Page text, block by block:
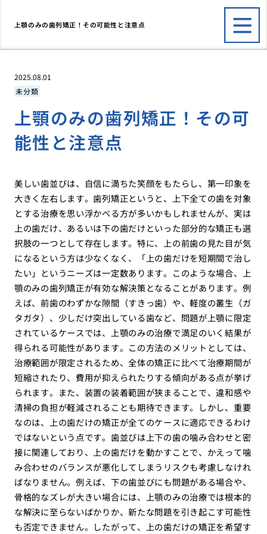
上顎のみの歯列矯正！その可能性と注意点
2025.08.01
未分類
上顎のみの歯列矯正！その可
能性と注意点
美しい歯並びは、自信に満ちた笑顔をもたらし、第一印象を
大きく左右します。歯列矯正というと、上下全ての歯を対象
とする治療を思い浮かべる方が多いかもしれませんが、実は
上の歯だけ、あるいは下の歯だけといった部分的な矯正も選
択肢の一つとして存在します。特に、上の前歯の見た目が気
になるという方は少なくなく、「上の歯だけを短期間で治し
たい」というニーズは一定数あります。このような場合、上
顎のみの歯列矯正が有効な解決策となることがあります。例
えば、前歯のわずかな隙間（すきっ歯）や、軽度の叢生（ガ
タガタ）、少しだけ突出している歯など、問題が上顎に限定
されているケースでは、上顎のみの治療で満足のいく結果が
得られる可能性があります。この方法のメリットとしては、
治療範囲が限定されるため、全体の矯正に比べて治療期間が
短縮されたり、費用が抑えられたりする傾向がある点が挙げ
られます。また、装置の装着範囲が狭まることで、違和感や
清掃の負担が軽減されることも期待できます。しかし、重要
なのは、上の歯だけの矯正が全てのケースに適応できるわけ
ではないという点です。歯並びは上下の歯の噛み合わせと密
接に関連しており、上の歯だけを動かすことで、かえって噛
み合わせのバランスが悪化してしまうリスクも考慮しなけれ
ばなりません。例えば、下の歯並びにも問題がある場合や、
骨格的なズレが大きい場合には、上顎のみの治療では根本的
な解決に至らないばかりか、新たな問題を引き起こす可能性
も否定できません。したがって、上の歯だけの矯正を希望す